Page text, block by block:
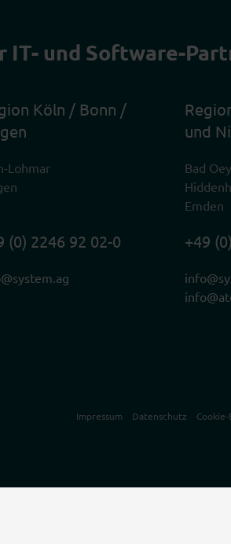
IT- und Software-
Köln / Bonn /
Lohmar
(0) 2246 92 02-0
und
Bad
Emden
+49
Impressum Datenschutz